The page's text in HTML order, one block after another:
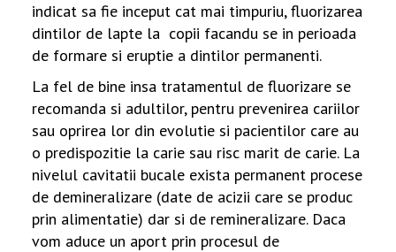
indicat sa fie inceput cat mai timpuriu, fluorizarea
dintilor de lapte la copii facandu se in perioada
de formare si eruptie a dintilor permanenti.
La fel de bine insa tratamentul de fluorizare se
recomanda si adultilor, pentru prevenirea cariilor
sau oprirea lor din evolutie si pacientilor care au
o predispozitie la carie sau risc marit de carie. La
nivelul cavitatii bucale exista permanent procese
de demineralizare (date de acizii care se produc
prin alimentatie) dar si de remineralizare. Daca
vom aduce un aport prin procesul de